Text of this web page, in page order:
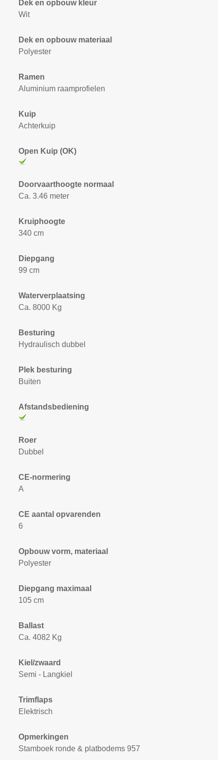
Dek en opbouw kleur
Wit
Dek en opbouw materiaal
Polyester
Ramen
Aluminium raamprofielen
Kuip
Achterkuip
Open Kuip (OK)
Doorvaarthoogte normaal
Ca. 3.46 meter
Kruiphoogte
340 cm
Diepgang
99 cm
Waterverplaatsing
Ca. 8000 Kg
Besturing
Hydraulisch dubbel
Plek besturing
Buiten
Afstandsbediening
Roer
Dubbel
CE-normering
A
CE aantal opvarenden
6
Opbouw vorm, materiaal
Polyester
Diepgang maximaal
105 cm
Ballast
Ca. 4082 Kg
Kiel/zwaard
Semi - Langkiel
Trimflaps
Elektrisch
Opmerkingen
Stamboek ronde & platbodems 957